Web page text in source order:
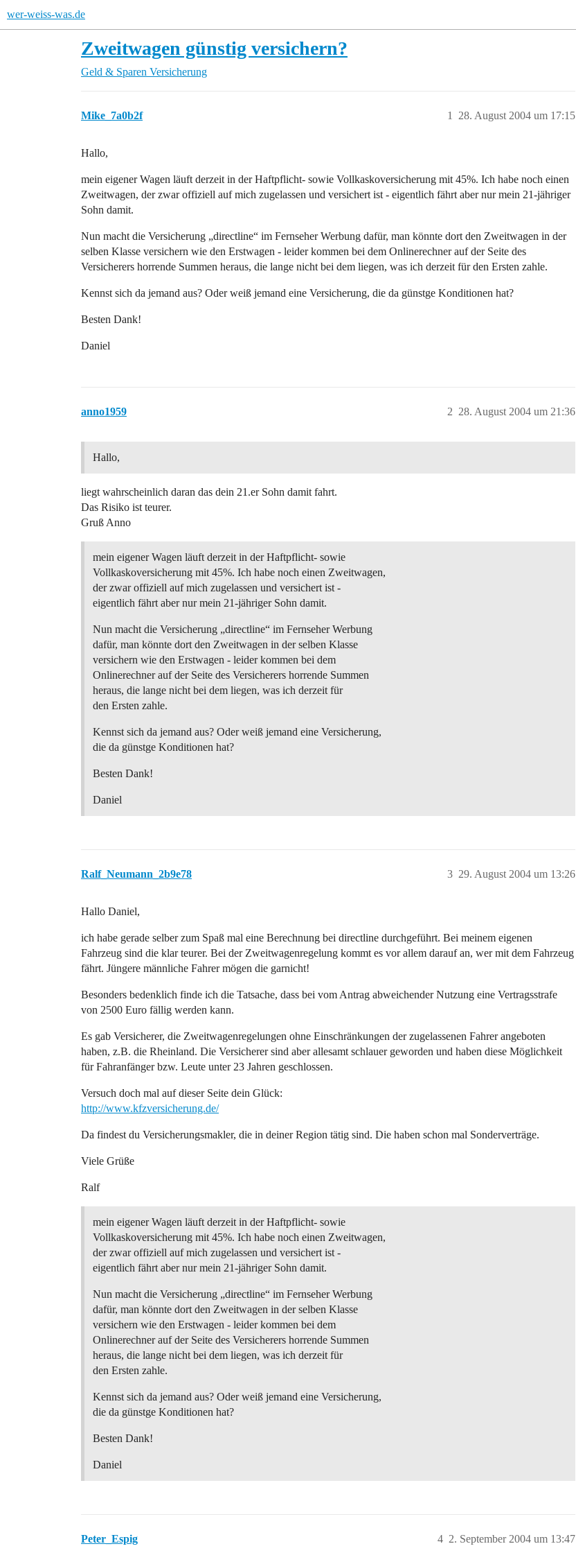
wer-weiss-was.de
Zweitwagen günstig versichern?
Geld & Sparen Versicherung
Mike_7a0b2f 28. August 2004 um 17:15
1
Hallo,
mein eigener Wagen läuft derzeit in der Haftpflicht- sowie Vollkaskoversicherung mit 45%. Ich habe noch einen
Zweitwagen, der zwar offiziell auf mich zugelassen und versichert ist - eigentlich fährt aber nur mein 21-jähriger
Sohn damit.
Nun macht die Versicherung „directline“ im Fernseher Werbung dafür, man könnte dort den Zweitwagen in der
selben Klasse versichern wie den Erstwagen - leider kommen bei dem Onlinerechner auf der Seite des
Versicherers horrende Summen heraus, die lange nicht bei dem liegen, was ich derzeit für den Ersten zahle.
Kennst sich da jemand aus? Oder weiß jemand eine Versicherung, die da günstge Konditionen hat?
Besten Dank!
Daniel
anno1959 28. August 2004 um 21:36
2
Hallo,
liegt wahrscheinlich daran das dein 21.er Sohn damit fahrt.
Das Risiko ist teurer.
Gruß Anno
mein eigener Wagen läuft derzeit in der Haftpflicht- sowie
Vollkaskoversicherung mit 45%. Ich habe noch einen Zweitwagen,
der zwar offiziell auf mich zugelassen und versichert ist -
eigentlich fährt aber nur mein 21-jähriger Sohn damit.
Nun macht die Versicherung „directline“ im Fernseher Werbung
dafür, man könnte dort den Zweitwagen in der selben Klasse
versichern wie den Erstwagen - leider kommen bei dem
Onlinerechner auf der Seite des Versicherers horrende Summen
heraus, die lange nicht bei dem liegen, was ich derzeit für
den Ersten zahle.
Kennst sich da jemand aus? Oder weiß jemand eine Versicherung,
die da günstge Konditionen hat?
Besten Dank!
Daniel
Ralf_Neumann_2b9e78 29. August 2004 um 13:26
3
Hallo Daniel,
ich habe gerade selber zum Spaß mal eine Berechnung bei directline durchgeführt. Bei meinem eigenen
Fahrzeug sind die klar teurer. Bei der Zweitwagenregelung kommt es vor allem darauf an, wer mit dem Fahrzeug
fährt. Jüngere männliche Fahrer mögen die garnicht!
Besonders bedenklich finde ich die Tatsache, dass bei vom Antrag abweichender Nutzung eine Vertragsstrafe
von 2500 Euro fällig werden kann.
Es gab Versicherer, die Zweitwagenregelungen ohne Einschränkungen der zugelassenen Fahrer angeboten
haben, z.B. die Rheinland. Die Versicherer sind aber allesamt schlauer geworden und haben diese Möglichkeit
für Fahranfänger bzw. Leute unter 23 Jahren geschlossen.
Versuch doch mal auf dieser Seite dein Glück:
http://www.kfzversicherung.de/
Da findest du Versicherungsmakler, die in deiner Region tätig sind. Die haben schon mal Sonderverträge.
Viele Grüße
Ralf
mein eigener Wagen läuft derzeit in der Haftpflicht- sowie
Vollkaskoversicherung mit 45%. Ich habe noch einen Zweitwagen,
der zwar offiziell auf mich zugelassen und versichert ist -
eigentlich fährt aber nur mein 21-jähriger Sohn damit.
Nun macht die Versicherung „directline“ im Fernseher Werbung
dafür, man könnte dort den Zweitwagen in der selben Klasse
versichern wie den Erstwagen - leider kommen bei dem
Onlinerechner auf der Seite des Versicherers horrende Summen
heraus, die lange nicht bei dem liegen, was ich derzeit für
den Ersten zahle.
Kennst sich da jemand aus? Oder weiß jemand eine Versicherung,
die da günstge Konditionen hat?
Besten Dank!
Daniel
Peter_Espig 2. September 2004 um 13:47
4